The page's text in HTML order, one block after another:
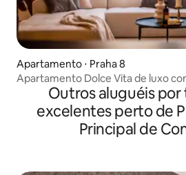
Apartamento ⋅ Praha 8
Apartamento Dolce Vita de luxo
condicionado e vista para o castelo
Outros aluguéis
excelentes perto de
Principal de